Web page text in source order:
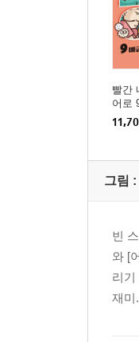
빨간
어로
그림 :
빈
와 [
리기
재미